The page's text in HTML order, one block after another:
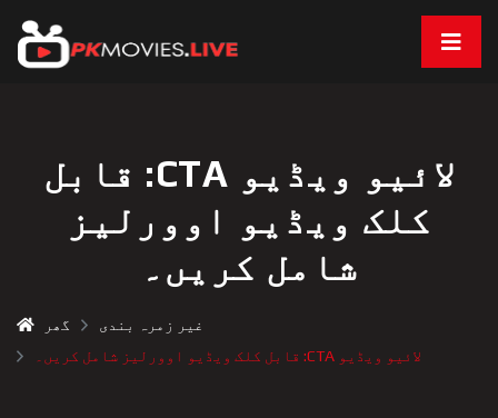
لائیو ویڈیو CTA: قابل
کلک ویڈیو اوورلیز
شامل کریں۔
گھر
غیر زمرہ بندی
لائیو ویڈیو CTA: قابل کلک ویڈیو اوورلیز شامل کریں۔